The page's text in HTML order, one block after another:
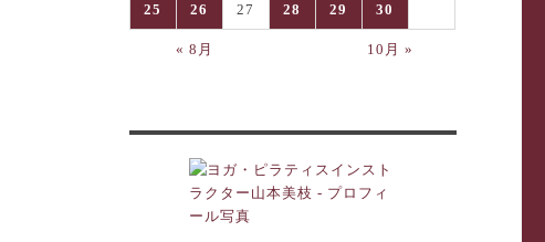
25 26 27 28 29 30
« 8月 10月 »